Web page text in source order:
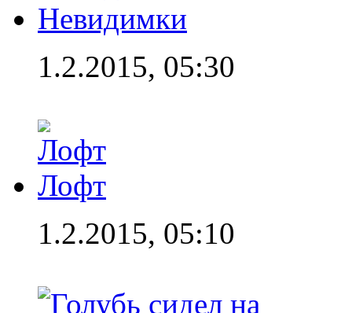
Невидимки
1.2.2015, 05:30
Лофт
1.2.2015, 05:10